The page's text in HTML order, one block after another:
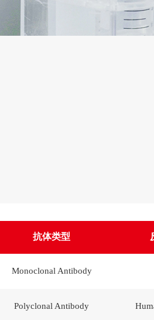
抗体类型
Monoclonal Antibody
Polyclonal Antibody